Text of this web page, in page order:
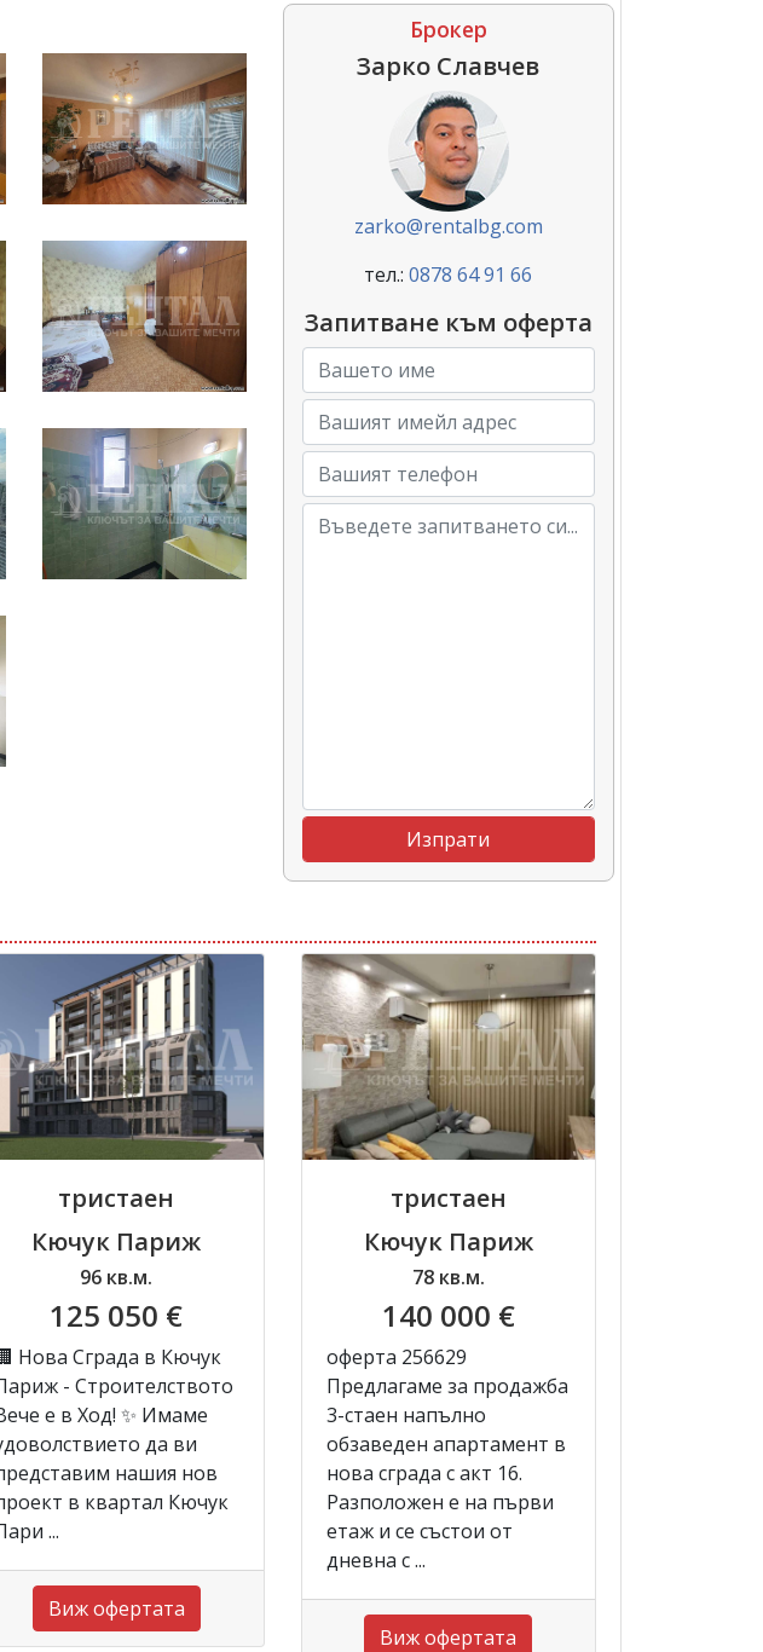
Брокер
Зарко Славчев
zarko@rentalbg.com
тел.:0878 64 91 66
Запитване към оферта
тристаен
Кючук Париж
96 кв.м.
125 050 €
Нова Сграда в Кючук
- Строителството
е в Ход! ✨ Имаме
да ви
нашия нов
в квартал Кючук
...
Виж офертата
тристаен
Кючук Париж
78 кв.м.
140 000 €
оферта 256629
Предлагаме за продажба
3-стаен напълно
обзаведен апартамент в
нова сграда с акт 16.
Разположен е на първи
етаж и се състои от
дневна с ...
Виж офертата